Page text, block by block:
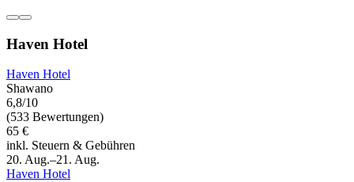
Haven Hotel
Haven Hotel
Shawano
6,8/10
(533 Bewertungen)
65 €
inkl. Steuern & Gebühren
20. Aug.–21. Aug.
Haven Hotel